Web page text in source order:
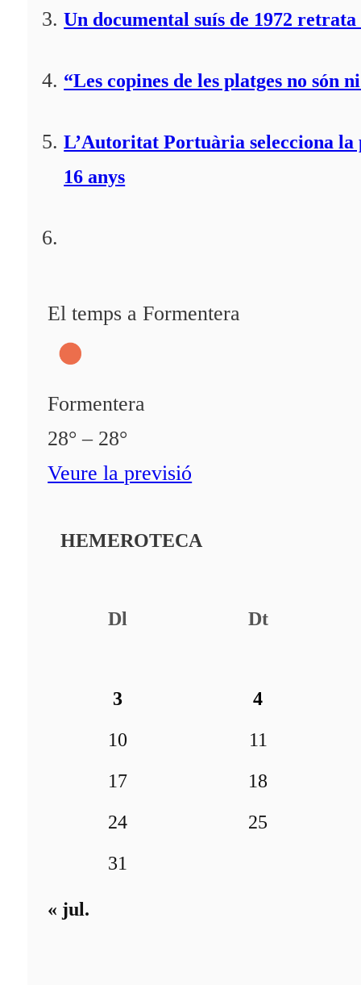
Un documental suís de 1972
“Les copines de les platges no
L’Autoritat Portuària selecciona
16 anys
El temps a Formentera
Formentera
28° – 28°
Veure la previsió
HEMEROTECA
Dl Dt
3
4
10
11
17
18
24
25
31
« jul.